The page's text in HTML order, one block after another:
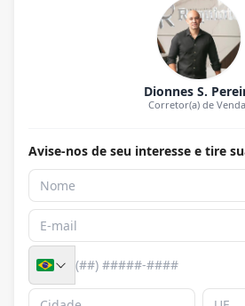
Dionnes S.
Corretor(a) de
Avise-nos de seu interesse e tire